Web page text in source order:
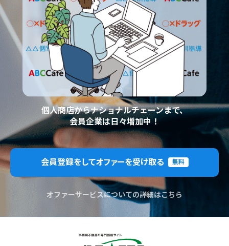
個人商店からナショナルチェーンまで、
会員企業は日々増加中！
会員登録をしてオファーを受け取る 無料
オファーサービスについての詳細はこちら